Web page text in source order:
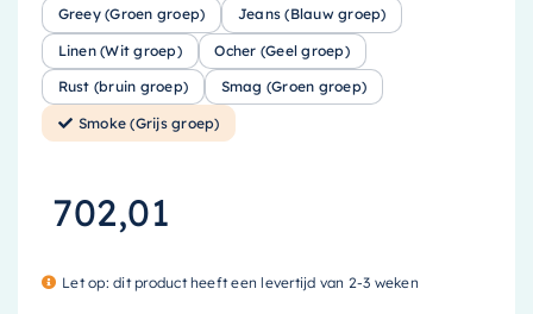
Greey (Groen groep) Jeans (Blauw groep)
Linen (Wit groep) Ocher (Geel groep)
Rust (bruin groep) Smag (Groen groep)
Smoke (Grijs groep)
702,01
Let op: dit product heeft een levertijd van 2-3 weken